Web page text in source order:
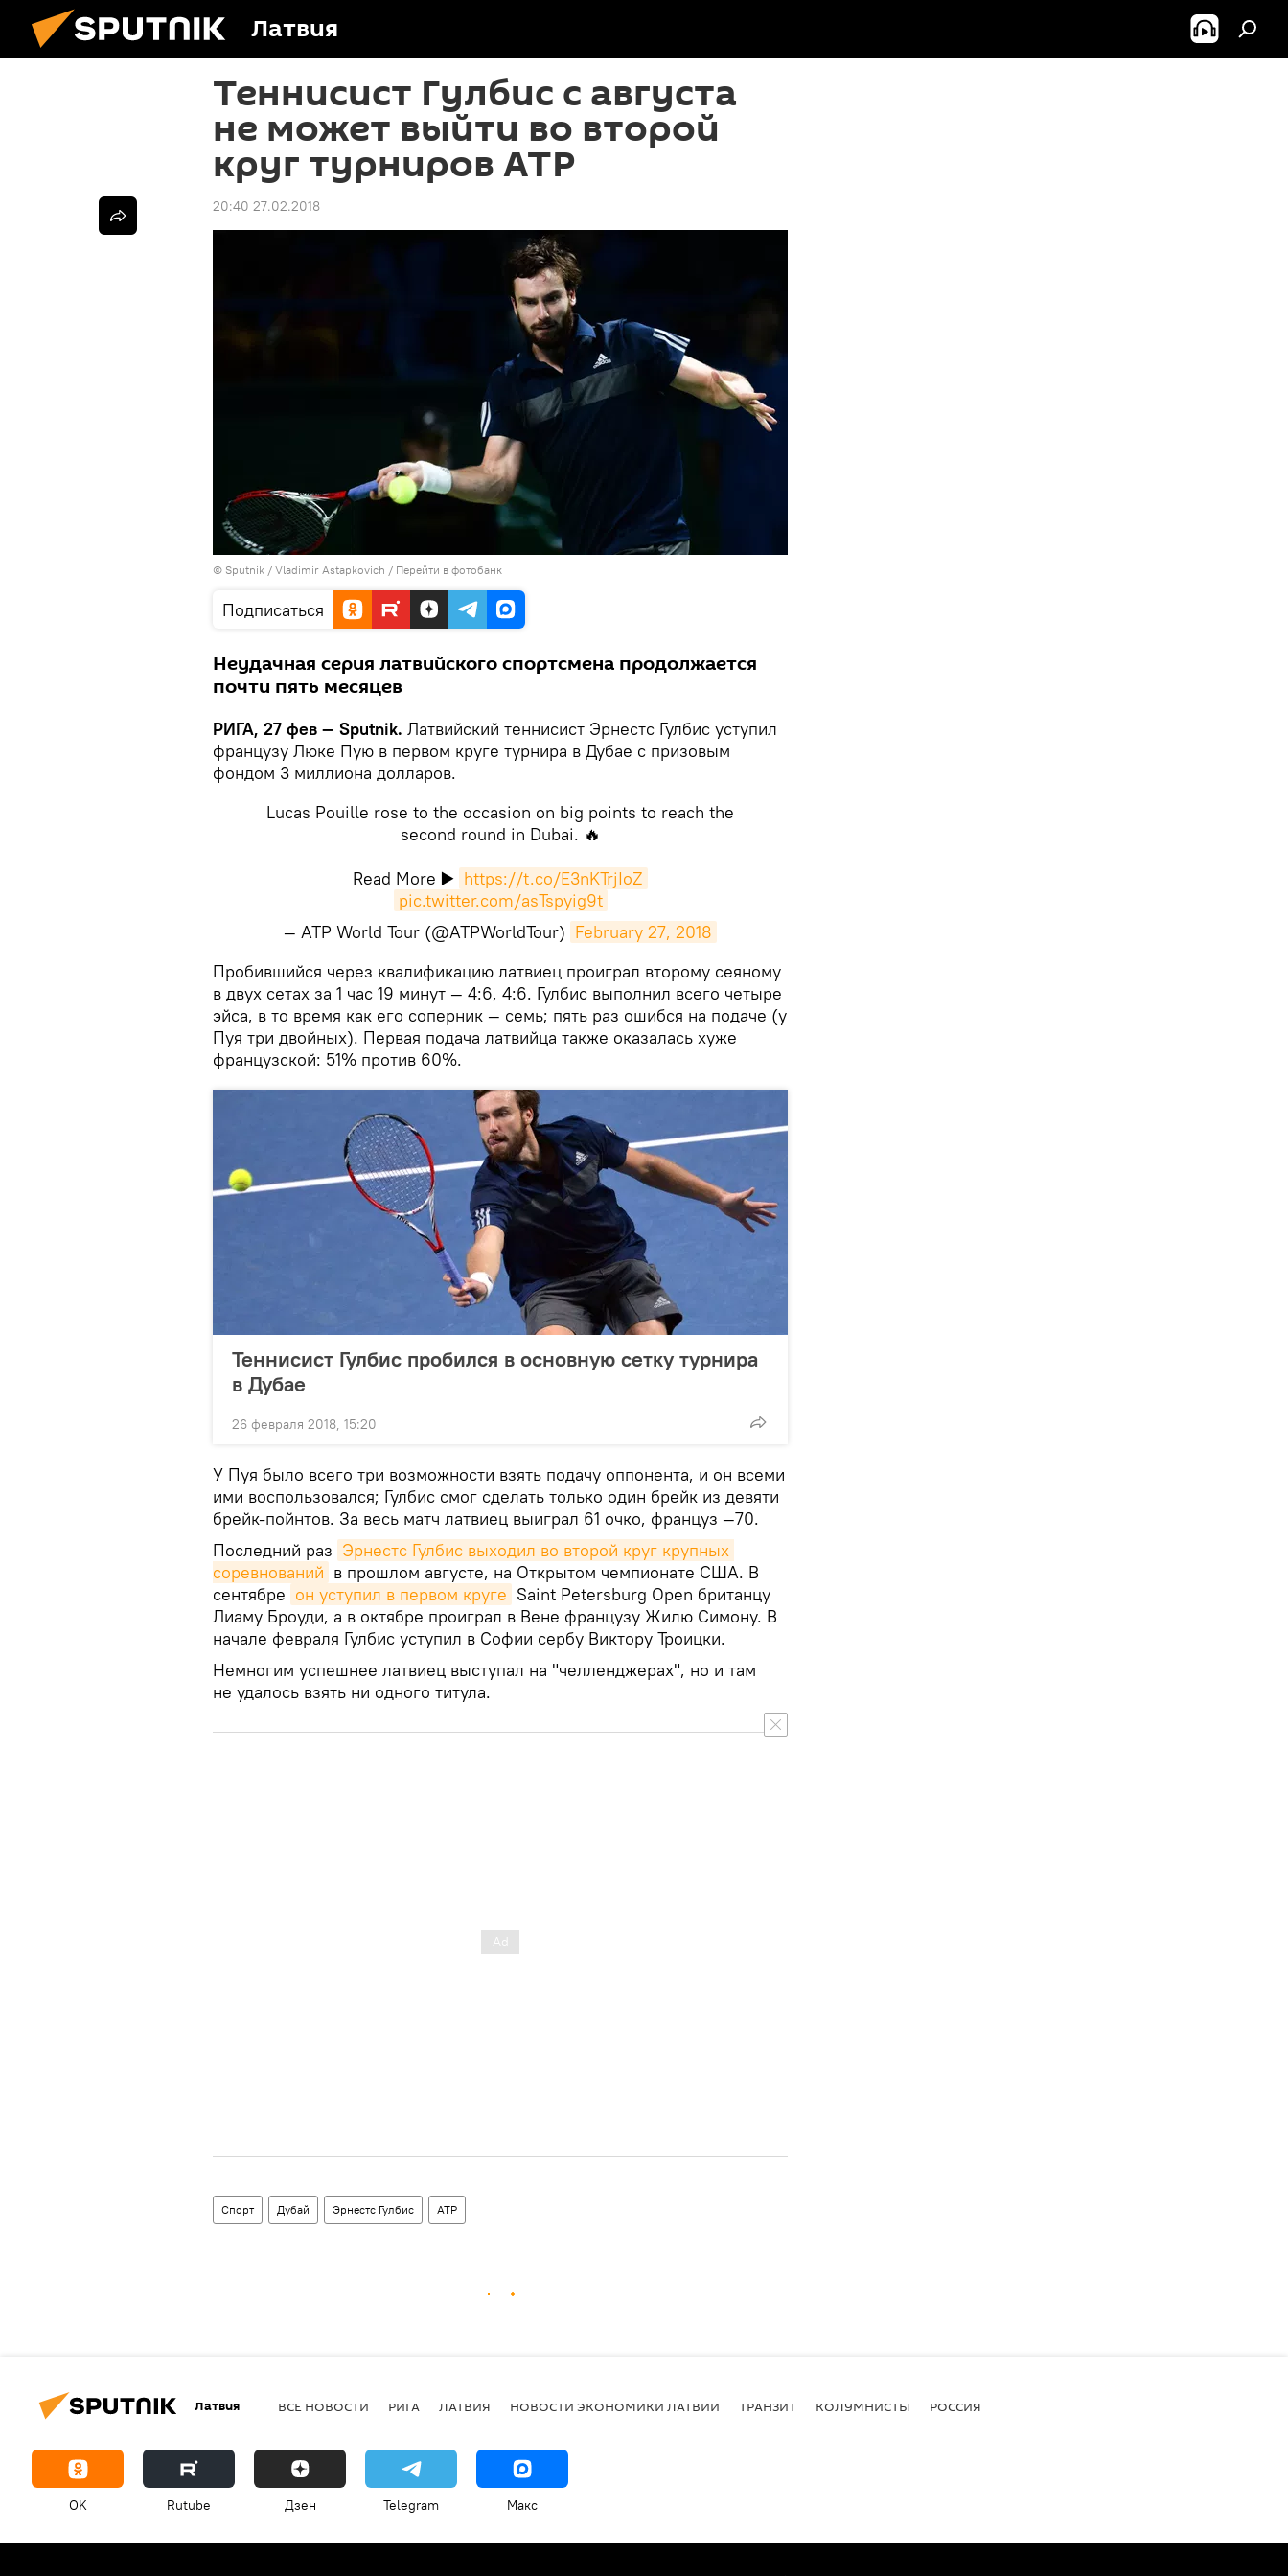
Латвия
Теннисист Гулбис с августа
не может выйти во второй
круг турниров ATP
20:40 27.02.2018
© Sputnik / Vladimir Astapkovich / Перейти в фотобанк
Подписаться
Неудачная серия латвийского спортсмена продолжается
почти пять месяцев
РИГА, 27 фев — Sputnik. Латвийский теннисист Эрнестс Гулбис уступил
французу Люке Пую в первом круге турнира в Дубае с призовым
фондом 3 миллиона долларов.
Lucas Pouille rose to the occasion on big points to reach the
second round in Dubai. 🔥
Read More ▶️ https://t.co/E3nKTrjIoZ
pic.twitter.com/asTspyig9t
— ATP World Tour (@ATPWorldTour) February 27, 2018
Пробившийся через квалификацию латвиец проиграл второму сеяному
в двух сетах за 1 час 19 минут — 4:6, 4:6. Гулбис выполнил всего четыре
эйса, в то время как его соперник — семь; пять раз ошибся на подаче (у
Пуя три двойных). Первая подача латвийца также оказалась хуже
французской: 51% против 60%.
Теннисист Гулбис пробился в основную сетку турнира
в Дубае
26 февраля 2018, 15:20
У Пуя было всего три возможности взять подачу оппонента, и он всеми
ими воспользовался; Гулбис смог сделать только один брейк из девяти
брейк-пойнтов. За весь матч латвиец выиграл 61 очко, француз —70.
Последний раз Эрнестс Гулбис выходил во второй круг крупных
соревнований в прошлом августе, на Открытом чемпионате США. В
сентябре он уступил в первом круге Saint Petersburg Open британцу
Лиаму Броуди, а в октябре проиграл в Вене французу Жилю Симону. В
начале февраля Гулбис уступил в Софии сербу Виктору Троицки.
Немногим успешнее латвиец выступал на "челленджерах", но и там
не удалось взять ни одного титула.
Спорт Дубай Эрнестс Гулбис ATP
Латвия ВСЕ НОВОСТИ РИГА ЛАТВИЯ НОВОСТИ ЭКОНОМИКИ ЛАТВИИ ТРАНЗИТ КОЛУМНИСТЫ РОССИЯ
OK Rutube Дзен Telegram Макс